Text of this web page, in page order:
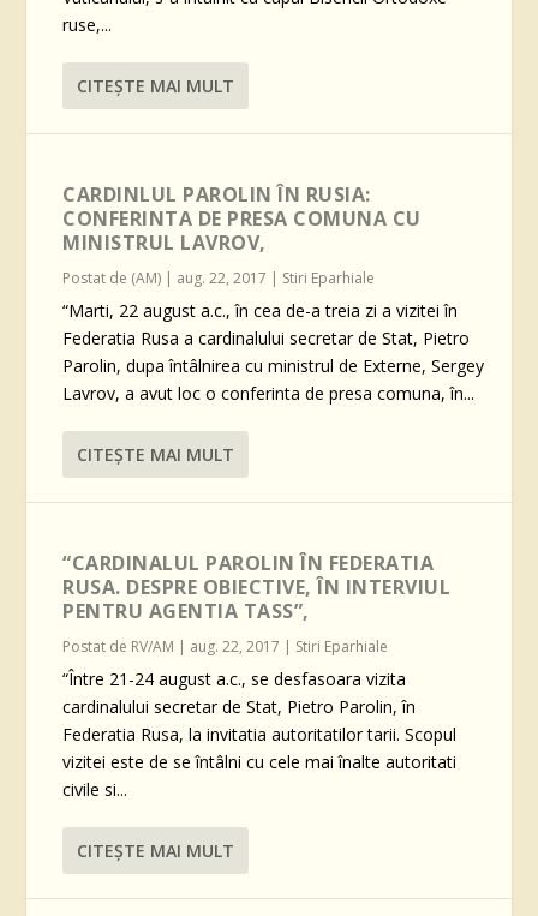
ruse,...
CITEŞTE MAI MULT
CARDINLUL PAROLIN ÎN RUSIA:
CONFERINTA DE PRESA COMUNA CU
MINISTRUL LAVROV,
Postat de (AM) | aug. 22, 2017 | Stiri Eparhiale
“Marti, 22 august a.c., în cea de-a treia zi a vizitei în
Federatia Rusa a cardinalului secretar de Stat, Pietro
Parolin, dupa întâlnirea cu ministrul de Externe, Sergey
Lavrov, a avut loc o conferinta de presa comuna, în...
CITEŞTE MAI MULT
“CARDINALUL PAROLIN ÎN FEDERATIA
RUSA. DESPRE OBIECTIVE, ÎN INTERVIUL
PENTRU AGENTIA TASS”,
Postat de RV/AM | aug. 22, 2017 | Stiri Eparhiale
“Între 21-24 august a.c., se desfasoara vizita
cardinalului secretar de Stat, Pietro Parolin, în
Federatia Rusa, la invitatia autoritatilor tarii. Scopul
vizitei este de se întâlni cu cele mai înalte autoritati
civile si...
CITEŞTE MAI MULT